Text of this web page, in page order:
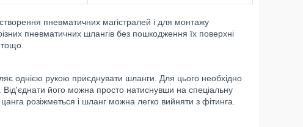
пневматичних магістралей і для монтажу
пневматичних шлангів без пошкодження їх поверхні
однією рукою приєднувати шланги. Для цього необхідно
його можна просто натиснувши на спеціальну
розіжметься і шланг можна легко вийняти з фітинга.